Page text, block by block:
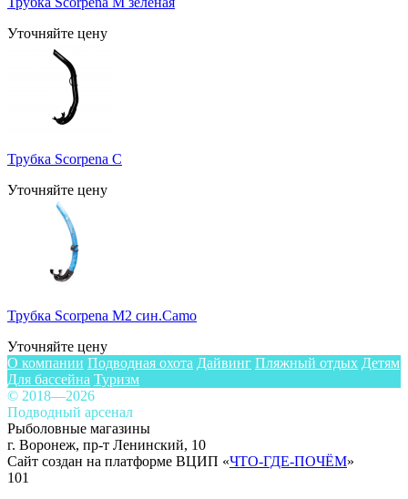
Уточняйте цену
Трубка Scorpena C
Уточняйте цену
Трубка Scorpena M2 син.Camo
Уточняйте цену
О компании Подводная охота Дайвинг Пляжный отдых Детям
Для бассейна Туризм
© 2018—2026
Подводный арсенал
Рыболовные магазины
г. Воронеж, пр-т Ленинский, 10
Сайт создан на платформе ВЦИП «ЧТО-ГДЕ-ПОЧЁМ»
101